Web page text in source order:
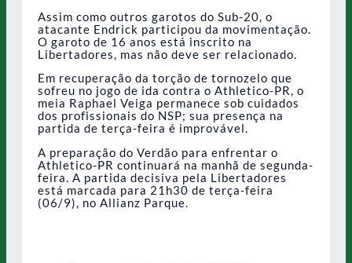
Assim como outros garotos do Sub-20, o
atacante Endrick participou da movimentação.
O garoto de 16 anos está inscrito na
Libertadores, mas não deve ser relacionado.
Em recuperação da torção de tornozelo que
sofreu no jogo de ida contra o Athletico-PR, o
meia Raphael Veiga permanece sob cuidados
dos profissionais do NSP; sua presença na
partida de terça-feira é improvável.
A preparação do Verdão para enfrentar o
Athletico-PR continuará na manhã de segunda-
feira. A partida decisiva pela Libertadores
está marcada para 21h30 de terça-feira
(06/9), no Allianz Parque.